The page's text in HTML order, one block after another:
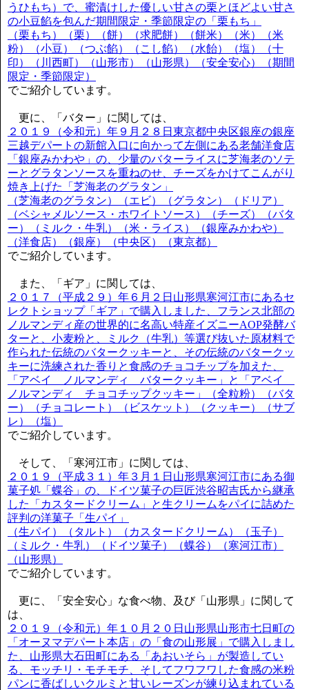
うひもち）で、蜜漬けした優しい甘さの栗とほどよい甘さ
の小豆餡を包んだ期間限定・季節限定の「栗もち」
（栗もち）（栗）（餅）（求肥餅）（餅米）（米）（米
粉）（小豆）（つぶ餡）（こし餡）（水飴）（塩）（十
印）（川西町）（山形市）（山形県）（安全安心）（期間
限定・季節限定）
でご紹介しています。
更に、「バター」に関しては、
２０１９（令和元）年９月２８日東京都中央区銀座の銀座
三越デパートの新館入口に向かって左側にある老舗洋食店
「銀座みかわや」の、少量のバターライスに芝海老のソテ
ーとグラタンソースを重ねのせ、チーズをかけてこんがり
焼き上げた「芝海老のグラタン」
（芝海老のグラタン）（エビ）（グラタン）（ドリア）
（ベシャメルソース・ホワイトソース）（チーズ）（バタ
ー）（ミルク・牛乳）（米・ライス）（銀座みかわや）
（洋食店）（銀座）（中央区）（東京都）
でご紹介しています。
また、「ギア」に関しては、
２０１７（平成２９）年６月２日山形県寒河江市にあるセ
レクトショップ「ギア」で購入しました、フランス北部の
ノルマンディ産の世界的に名高い特産イズニーAOP発酵バ
ターと、小麦粉と、ミルク（牛乳）等選び抜いた原材料で
作られた伝統のバタークッキーと、その伝統のバタークッ
キーに洗練された香りと食感のチョコチップを加えた、
「アベイ ノルマンディ バタークッキー」と「アベイ
ノルマンディ チョコチップクッキー」（全粒粉）（バタ
ー）（チョコレート）（ビスケット）（クッキー）（サブ
レ）（塩）
でご紹介しています。
そして、「寒河江市」に関しては、
２０１９（平成３１）年３月１日山形県寒河江市にある御
菓子処「蝶谷」の、ドイツ菓子の巨匠渋谷昭吉氏から継承
した「カスタードクリーム」と生クリームをパイに詰めた
評判の洋菓子「生パイ」
（生パイ）（タルト）（カスタードクリーム）（玉子）
（ミルク・牛乳）（ドイツ菓子）（蝶谷）（寒河江市）
（山形県）
でご紹介しています。
更に、「安全安心」な食べ物、及び「山形県」に関して
は、
２０１９（令和元）年１０月２０日山形県山形市七日町の
「オーヌマデパート本店」の「食の山形展」で購入しまし
た、山形県大石田町にある「あおいそら」が製造してい
る、モッチリ・モチモチ、そしてフワフワした食感の米粉
パンに香ばしいクルミと甘いレーズンが練り込まれている